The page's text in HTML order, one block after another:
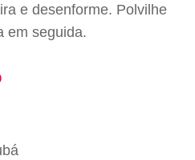
e desenforme. Polvilhe
em seguida.